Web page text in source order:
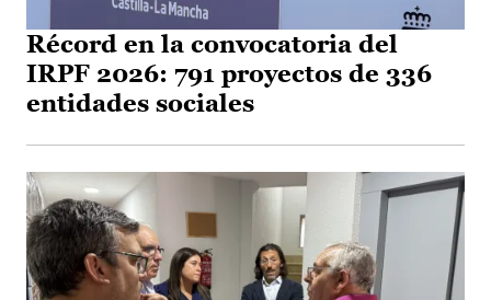
Récord en la convocatoria del
IRPF 2026: 791 proyectos de 336
entidades sociales